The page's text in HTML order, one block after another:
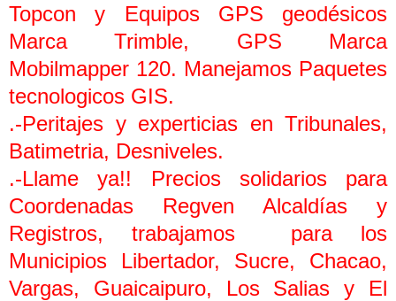
Topcon y Equipos GPS geodésicos
Marca Trimble, GPS Marca
Mobilmapper 120. Manejamos Paquetes
tecnologicos GIS.
.-Peritajes y experticias en Tribunales,
Batimetria, Desniveles.
.-Llame ya!! Precios solidarios para
Coordenadas Regven Alcaldías y
Registros, trabajamos para los
Municipios Libertador, Sucre, Chacao,
Vargas, Guaicaipuro, Los Salias y El